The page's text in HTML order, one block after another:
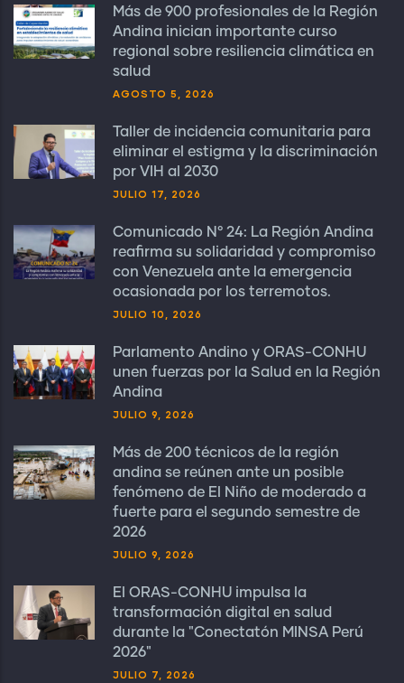
Más de 900 profesionales de la Región
Andina inician importante curso
regional sobre resiliencia climática en
salud
AGOSTO 5, 2026
Taller de incidencia comunitaria para
eliminar el estigma y la discriminación
por VIH al 2030
JULIO 17, 2026
Comunicado N° 24: La Región Andina
reafirma su solidaridad y compromiso
con Venezuela ante la emergencia
ocasionada por los terremotos.
JULIO 10, 2026
Parlamento Andino y ORAS-CONHU
unen fuerzas por la Salud en la Región
Andina
JULIO 9, 2026
Más de 200 técnicos de la región
andina se reúnen ante un posible
fenómeno de El Niño de moderado a
fuerte para el segundo semestre de
2026
JULIO 9, 2026
El ORAS-CONHU impulsa la
transformación digital en salud
durante la "Conectatón MINSA Perú
2026"
JULIO 7, 2026